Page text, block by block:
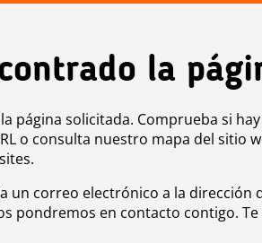
la
página solicitada. Comprueba si hay
o consulta nuestro mapa del sitio
un correo electrónico a la dirección
pondremos en contacto contigo. Te